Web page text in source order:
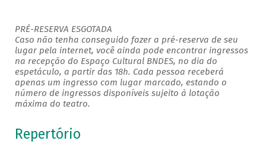
PRÉ-RESERVA ESGOTADA
Caso não tenha conseguido fazer a pré-reserva de seu
lugar pela internet, você ainda pode encontrar ingressos
na recepção do Espaço Cultural BNDES, no dia do
espetáculo, a partir das 18h. Cada pessoa receberá
apenas um ingresso com lugar marcado, estando o
número de ingressos disponíveis sujeito à lotação
máxima do teatro.
Repertório